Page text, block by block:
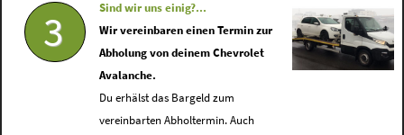
3
Sind wir uns einig?...
Wir vereinbaren einen Termin zur
Abholung von deinem Chevrolet
Avalanche.
Du erhälst das Bargeld zum
vereinbarten Abholtermin. Auch